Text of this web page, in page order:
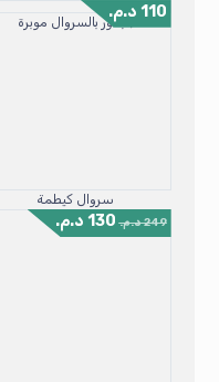
جبدور بالسروال موبرة
سروال كيطمة
110 د.م.
249د.م. 130 د.م.